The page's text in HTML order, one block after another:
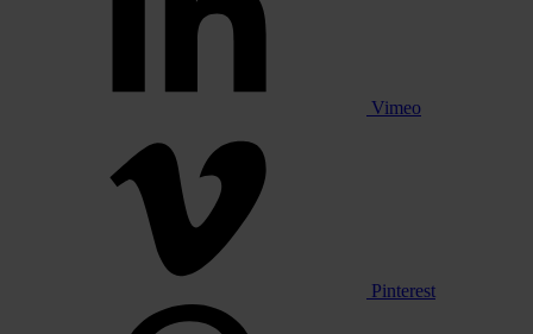
Vimeo
Pinterest